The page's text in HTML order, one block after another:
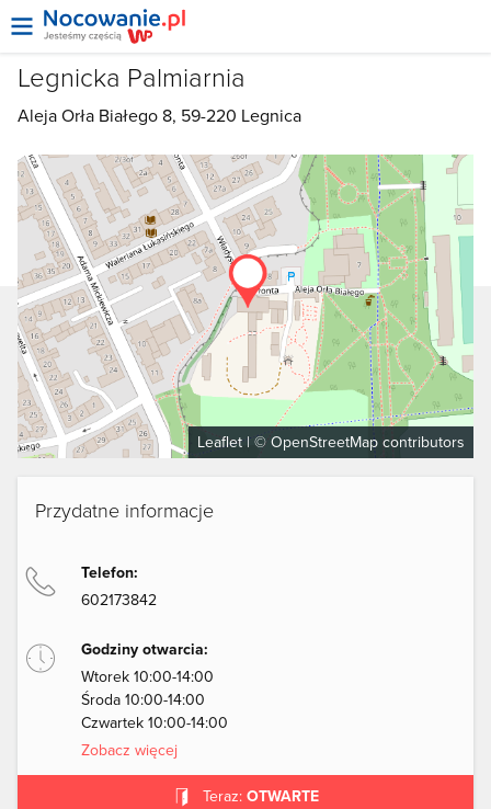
Legnicka Palmiarnia
Aleja Orła Białego 8, 59-220 Legnica
Leaflet | © OpenStreetMap contributors
Przydatne informacje
Telefon:
602173842
Godziny otwarcia:
Wtorek 10:00-14:00
Środa 10:00-14:00
Czwartek 10:00-14:00
Zobacz więcej
Teraz: OTWARTE